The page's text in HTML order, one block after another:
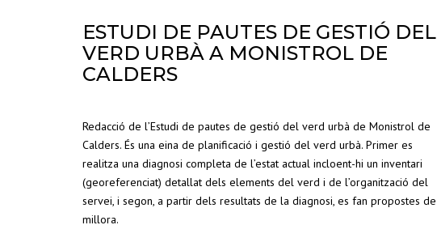
ESTUDI DE PAUTES DE GESTIÓ DEL
VERD URBÀ A MONISTROL DE
CALDERS
Redacció de l’Estudi de pautes de gestió del verd urbà de Monistrol de
Calders. És una eina de planificació i gestió del verd urbà. Primer es
realitza una diagnosi completa de l’estat actual incloent-hi un inventari
(georeferenciat) detallat dels elements del verd i de l’organització del
servei, i segon, a partir dels resultats de la diagnosi, es fan propostes de
millora.